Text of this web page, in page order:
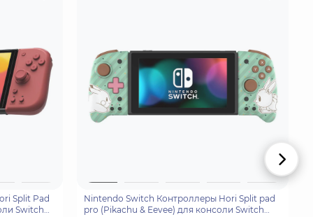
Split Pad
Switch
Nintendo Switch Контроллеры Hori Split pad
pro (Pikachu & Eevee) для консоли Switch